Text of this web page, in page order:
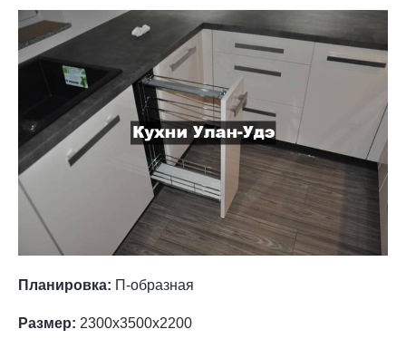
Планировка: П-образная
Размер: 2300х3500х2200